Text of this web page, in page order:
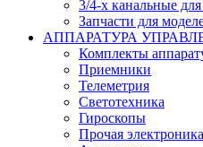
3/4-х канальные
Запчасти для
АППАРАТУРА
Комплекты
Приемники
Телеметрия
Светотехника
Гироскопы
Прочая электроника